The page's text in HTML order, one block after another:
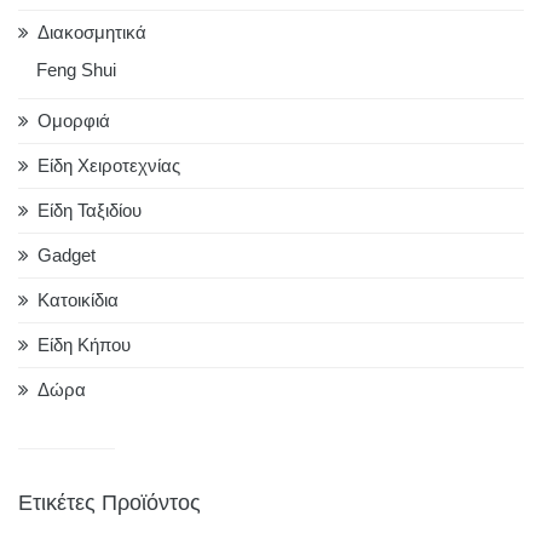
Διακοσμητικά
Feng Shui
Ομορφιά
Είδη Χειροτεχνίας
Είδη Ταξιδίου
Gadget
Κατοικίδια
Είδη Κήπου
Δώρα
Ετικέτες Προϊόντος